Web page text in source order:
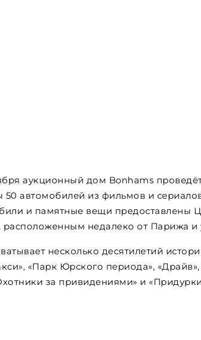
аукционный дом Bonhams
50 автомобилей из фильмов и
и памятные вещи предоставлены
расположенным недалеко от Парижа
несколько десятилетий
«Парк Юрского периода»,
за привидениями» и